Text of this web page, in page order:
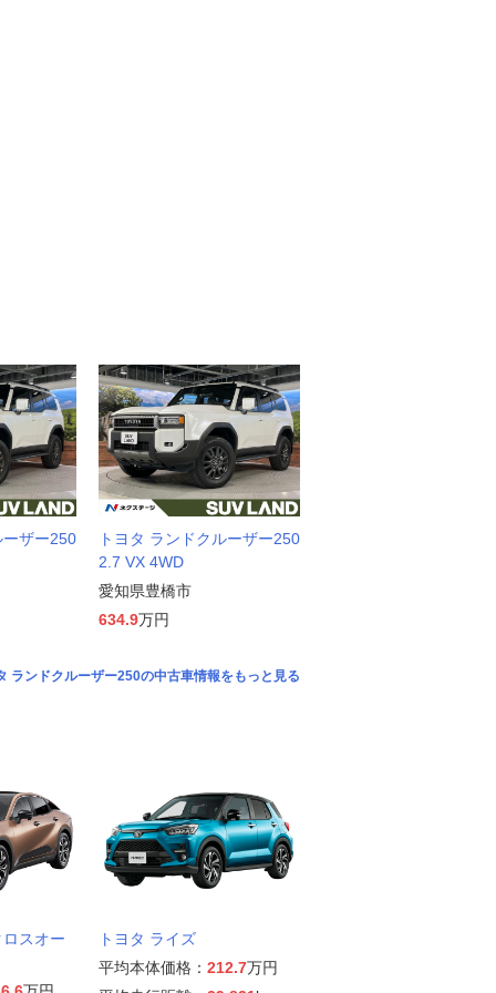
ーザー250
トヨタ ランドクルーザー250
2.7 VX 4WD
愛知県豊橋市
634.9万円
ランドクルーザー250の中古車情報をもっと見る
ロスオー
トヨタ ライズ
平均本体価格： 212.7万円